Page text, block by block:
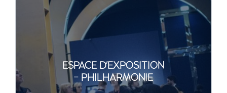
ESPACE D'EXPOSITION
- PHILHARMONIE